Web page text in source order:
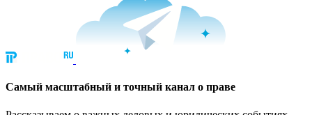
Cамый масштабный и точный канал о праве